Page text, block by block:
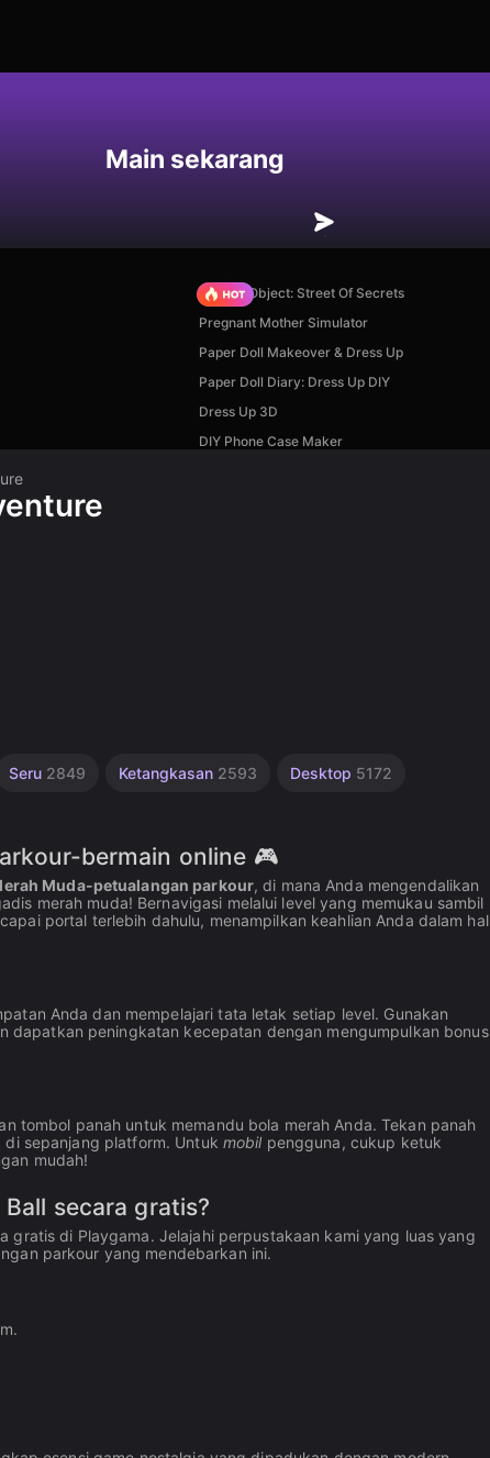
Main sekarang
Hidden Object: Street Of Secrets
Pregnant Mother Simulator
Paper Doll Makeover & Dress Up
Paper Doll Diary: Dress Up DIY
Dress Up 3D
DIY Phone Case Maker
Seru 2849 Ketangkasan 2593 Desktop 5172
bermain online 🎮
Muda-petualangan parkour, di mana Anda mengendalikan
merah muda! Bernavigasi melalui level yang memukau sambil
portal terlebih dahulu, menampilkan keahlian Anda dalam hal
Anda dan mempelajari tata letak setiap level. Gunakan
dapatkan peningkatan kecepatan dengan mengumpulkan bonus
tombol panah untuk memandu bola merah Anda. Tekan panah
sepanjang platform. Untuk mobilpengguna, cukup ketuk
mudah!
secara gratis?
gratis di Playgama. Jelajahi perpustakaan kami yang luas yang
parkour yang mendebarkan ini.